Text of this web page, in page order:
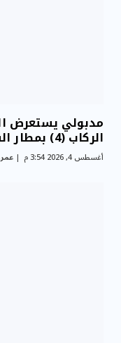
مدبولي يستعرض
الركاب (4) بمطار القاهرة الدولي
أغسطس 4, 2026 3:54 م